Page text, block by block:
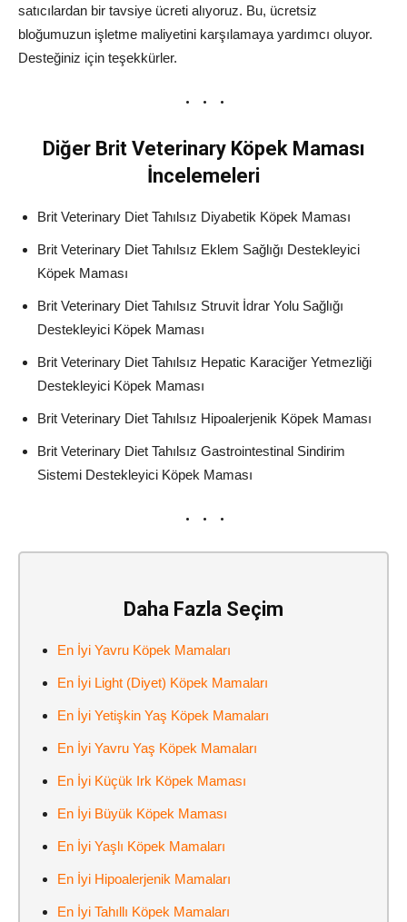
satıcılardan bir tavsiye ücreti alıyoruz. Bu, ücretsiz
bloğumuzun işletme maliyetini karşılamaya yardımcı oluyor.
Desteğiniz için teşekkürler.
Diğer Brit Veterinary Köpek Maması
İncelemeleri
Brit Veterinary Diet Tahılsız Diyabetik Köpek Maması
Brit Veterinary Diet Tahılsız Eklem Sağlığı Destekleyici
Köpek Maması
Brit Veterinary Diet Tahılsız Struvit İdrar Yolu Sağlığı
Destekleyici Köpek Maması
Brit Veterinary Diet Tahılsız Hepatic Karaciğer Yetmezliği
Destekleyici Köpek Maması
Brit Veterinary Diet Tahılsız Hipoalerjenik Köpek Maması
Brit Veterinary Diet Tahılsız Gastrointestinal Sindirim
Sistemi Destekleyici Köpek Maması
Daha Fazla Seçim
En İyi Yavru Köpek Mamaları
En İyi Light (Diyet) Köpek Mamaları
En İyi Yetişkin Yaş Köpek Mamaları
En İyi Yavru Yaş Köpek Mamaları
En İyi Küçük Irk Köpek Maması
En İyi Büyük Köpek Maması
En İyi Yaşlı Köpek Mamaları
En İyi Hipoalerjenik Mamaları
En İyi Tahıllı Köpek Mamaları